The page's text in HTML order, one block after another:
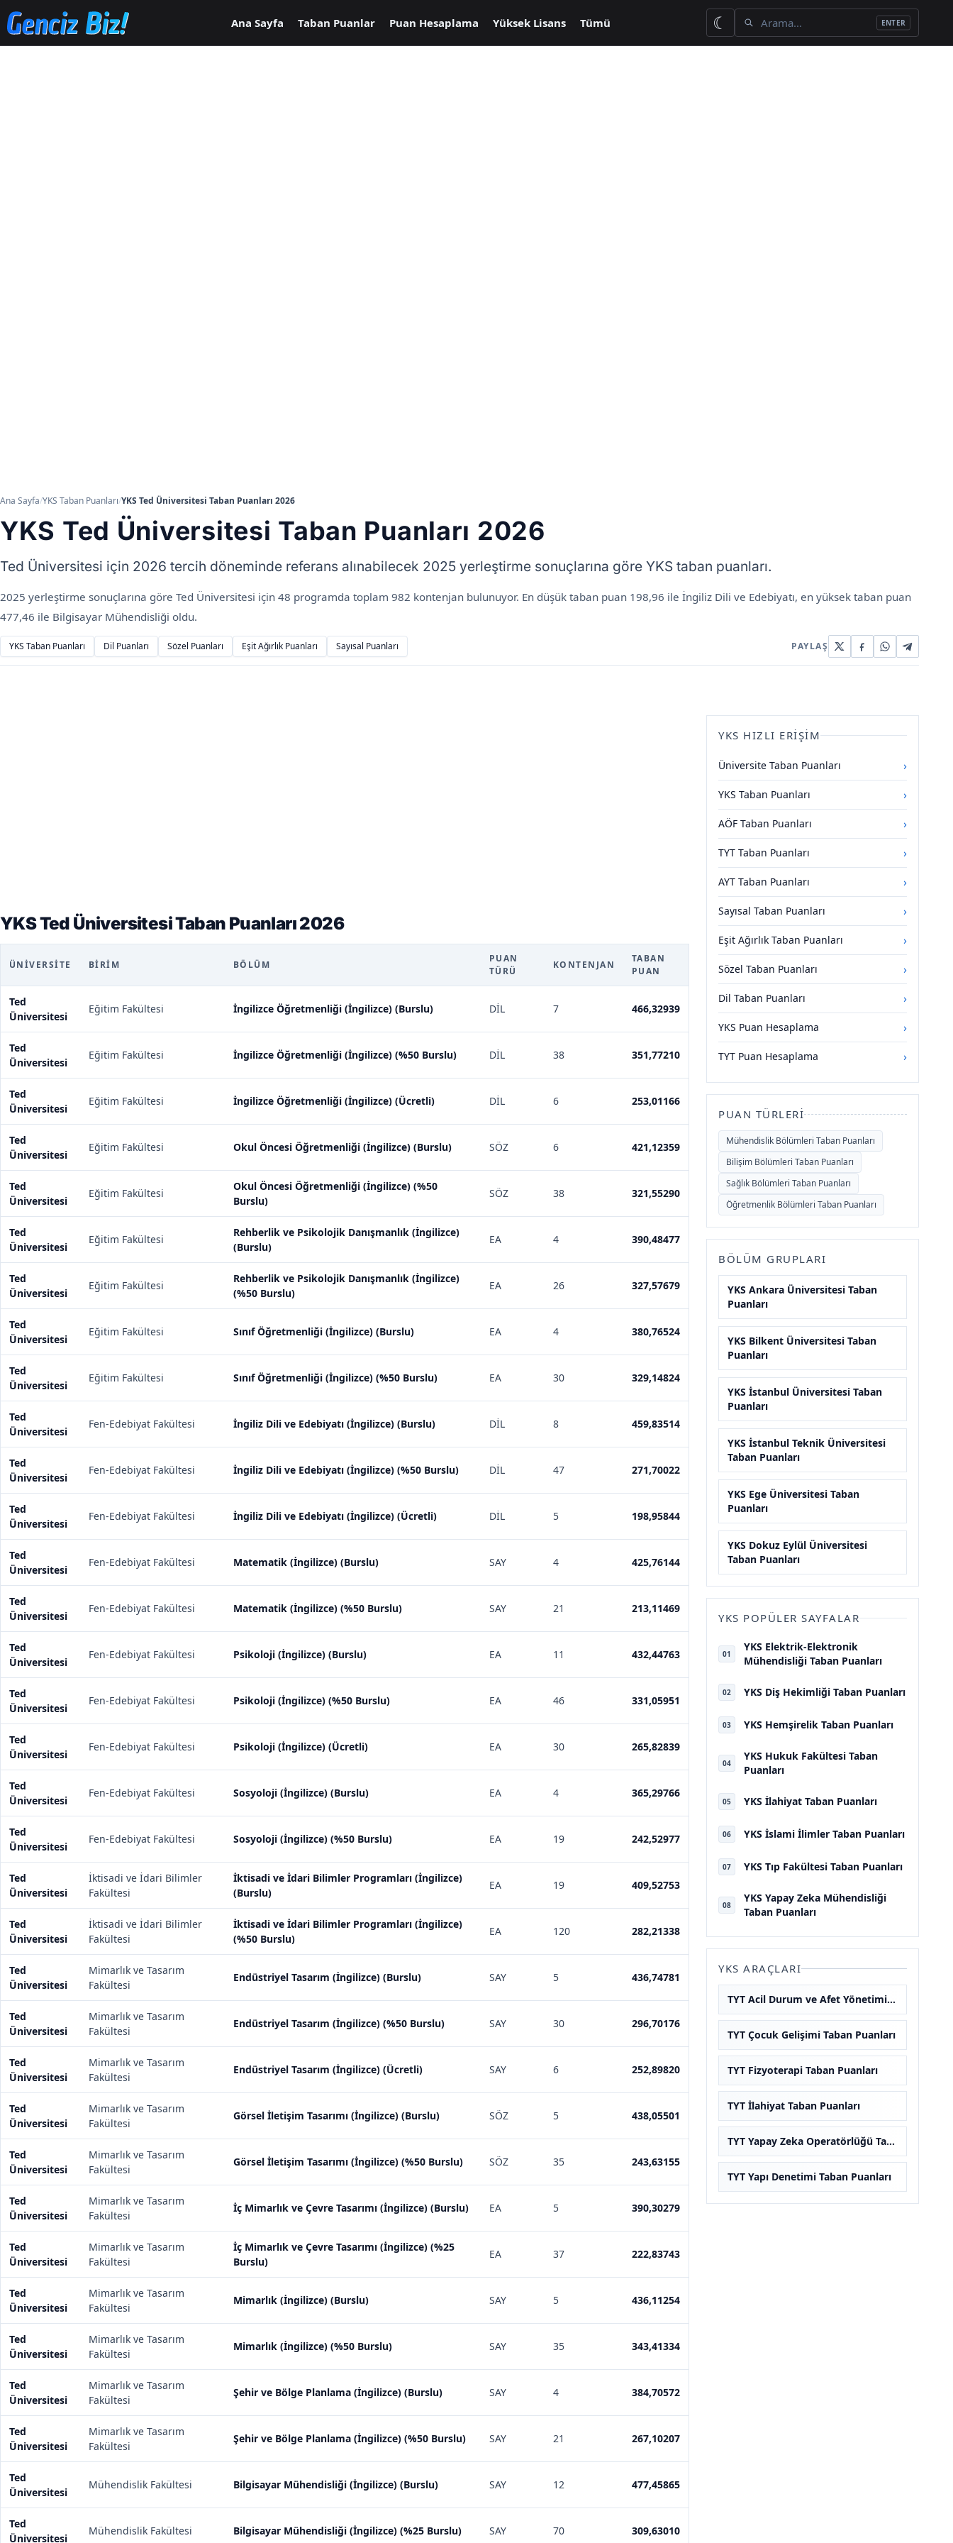
Ana içeriğe geç
Ana Sayfa Taban Puanlar Puan Hesaplama Yüksek Lisans Tümü ☾ İçerik ara ENTER
Ana Sayfa/YKS Taban Puanları/YKS Ted Üniversitesi Taban Puanları 2026
YKS Ted Üniversitesi Taban Puanları 2026
Ted Üniversitesi için 2026 tercih döneminde referans alınabilecek 2025 yerleştirme sonuçlarına göre YKS taban puanları.
2025 yerleştirme sonuçlarına göre Ted Üniversitesi için 48 programda toplam 982 kontenjan bulunuyor. En düşük taban puan 198,96 ile İngiliz Dili ve Edebiyatı, en yüksek taban puan
477,46 ile Bilgisayar Mühendisliği oldu.
YKS Taban Puanları Dil Puanları Sözel Puanları Eşit Ağırlık Puanları Sayısal Puanları PAYLAŞ
YKS Ted Üniversitesi Taban Puanları 2026
ÜNIVERSITE BIRIM BÖLÜM
PUAN
TÜRÜ
KONTENJAN
TABAN
PUAN
Ted
Üniversitesi
Eğitim Fakültesi İngilizce Öğretmenliği (İngilizce) (Burslu) DİL 7 466,32939
Ted
Üniversitesi
Eğitim Fakültesi İngilizce Öğretmenliği (İngilizce) (%50 Burslu) DİL 38 351,77210
Ted
Üniversitesi
Eğitim Fakültesi İngilizce Öğretmenliği (İngilizce) (Ücretli) DİL 6 253,01166
Ted
Üniversitesi
Eğitim Fakültesi Okul Öncesi Öğretmenliği (İngilizce) (Burslu) SÖZ 6 421,12359
Ted
Üniversitesi
Eğitim Fakültesi
Okul Öncesi Öğretmenliği (İngilizce) (%50
Burslu)
SÖZ 38 321,55290
Ted
Üniversitesi
Eğitim Fakültesi
Rehberlik ve Psikolojik Danışmanlık (İngilizce)
(Burslu)
EA 4 390,48477
Ted
Üniversitesi
Eğitim Fakültesi
Rehberlik ve Psikolojik Danışmanlık (İngilizce)
(%50 Burslu)
EA 26 327,57679
Ted
Üniversitesi
Eğitim Fakültesi Sınıf Öğretmenliği (İngilizce) (Burslu) EA 4 380,76524
Ted
Üniversitesi
Eğitim Fakültesi Sınıf Öğretmenliği (İngilizce) (%50 Burslu) EA 30 329,14824
Ted
Üniversitesi
Fen-Edebiyat Fakültesi İngiliz Dili ve Edebiyatı (İngilizce) (Burslu) DİL 8 459,83514
Ted
Üniversitesi
Fen-Edebiyat Fakültesi İngiliz Dili ve Edebiyatı (İngilizce) (%50 Burslu) DİL 47 271,70022
Ted
Üniversitesi
Fen-Edebiyat Fakültesi İngiliz Dili ve Edebiyatı (İngilizce) (Ücretli) DİL 5 198,95844
Ted
Üniversitesi
Fen-Edebiyat Fakültesi Matematik (İngilizce) (Burslu) SAY 4 425,76144
Ted
Üniversitesi
Fen-Edebiyat Fakültesi Matematik (İngilizce) (%50 Burslu) SAY 21 213,11469
Ted
Üniversitesi
Fen-Edebiyat Fakültesi Psikoloji (İngilizce) (Burslu) EA 11 432,44763
Ted
Üniversitesi
Fen-Edebiyat Fakültesi Psikoloji (İngilizce) (%50 Burslu) EA 46 331,05951
Ted
Üniversitesi
Fen-Edebiyat Fakültesi Psikoloji (İngilizce) (Ücretli) EA 30 265,82839
Ted
Üniversitesi
Fen-Edebiyat Fakültesi Sosyoloji (İngilizce) (Burslu) EA 4 365,29766
Ted
Üniversitesi
Fen-Edebiyat Fakültesi Sosyoloji (İngilizce) (%50 Burslu) EA 19 242,52977
Ted
Üniversitesi
İktisadi ve İdari Bilimler
Fakültesi
İktisadi ve İdari Bilimler Programları (İngilizce)
(Burslu)
EA 19 409,52753
Ted
Üniversitesi
İktisadi ve İdari Bilimler
Fakültesi
İktisadi ve İdari Bilimler Programları (İngilizce)
(%50 Burslu)
EA 120 282,21338
Ted
Üniversitesi
Mimarlık ve Tasarım
Fakültesi
Endüstriyel Tasarım (İngilizce) (Burslu) SAY 5 436,74781
Ted
Üniversitesi
Mimarlık ve Tasarım
Fakültesi
Endüstriyel Tasarım (İngilizce) (%50 Burslu) SAY 30 296,70176
Ted
Üniversitesi
Mimarlık ve Tasarım
Fakültesi
Endüstriyel Tasarım (İngilizce) (Ücretli) SAY 6 252,89820
Ted
Üniversitesi
Mimarlık ve Tasarım
Fakültesi
Görsel İletişim Tasarımı (İngilizce) (Burslu) SÖZ 5 438,05501
Ted
Üniversitesi
Mimarlık ve Tasarım
Fakültesi
Görsel İletişim Tasarımı (İngilizce) (%50 Burslu) SÖZ 35 243,63155
Ted
Üniversitesi
Mimarlık ve Tasarım
Fakültesi
İç Mimarlık ve Çevre Tasarımı (İngilizce) (Burslu) EA 5 390,30279
Ted
Üniversitesi
Mimarlık ve Tasarım
Fakültesi
İç Mimarlık ve Çevre Tasarımı (İngilizce) (%25
Burslu)
EA 37 222,83743
Ted
Üniversitesi
Mimarlık ve Tasarım
Fakültesi
Mimarlık (İngilizce) (Burslu) SAY 5 436,11254
Ted
Üniversitesi
Mimarlık ve Tasarım
Fakültesi
Mimarlık (İngilizce) (%50 Burslu) SAY 35 343,41334
Ted
Üniversitesi
Mimarlık ve Tasarım
Fakültesi
Şehir ve Bölge Planlama (İngilizce) (Burslu) SAY 4 384,70572
Ted
Üniversitesi
Mimarlık ve Tasarım
Fakültesi
Şehir ve Bölge Planlama (İngilizce) (%50 Burslu) SAY 21 267,10207
Ted
Üniversitesi
Mühendislik Fakültesi Bilgisayar Mühendisliği (İngilizce) (Burslu) SAY 12 477,45865
Ted
Üniversitesi
Mühendislik Fakültesi Bilgisayar Mühendisliği (İngilizce) (%25 Burslu) SAY 70 309,63010
YKS HIZLI ERIŞIM
Üniversite Taban Puanları ›
YKS Taban Puanları ›
AÖF Taban Puanları ›
TYT Taban Puanları ›
AYT Taban Puanları ›
Sayısal Taban Puanları ›
Eşit Ağırlık Taban Puanları ›
Sözel Taban Puanları ›
Dil Taban Puanları ›
YKS Puan Hesaplama ›
TYT Puan Hesaplama ›
PUAN TÜRLERI
Mühendislik Bölümleri Taban Puanları
Bilişim Bölümleri Taban Puanları
Sağlık Bölümleri Taban Puanları
Öğretmenlik Bölümleri Taban Puanları
BÖLÜM GRUPLARI
YKS Ankara Üniversitesi Taban
Puanları
YKS Bilkent Üniversitesi Taban
Puanları
YKS İstanbul Üniversitesi Taban
Puanları
YKS İstanbul Teknik Üniversitesi
Taban Puanları
YKS Ege Üniversitesi Taban
Puanları
YKS Dokuz Eylül Üniversitesi
Taban Puanları
YKS POPÜLER SAYFALAR
01
YKS Elektrik-Elektronik
Mühendisliği Taban Puanları
02 YKS Diş Hekimliği Taban Puanları
03 YKS Hemşirelik Taban Puanları
04
YKS Hukuk Fakültesi Taban
Puanları
05 YKS İlahiyat Taban Puanları
06 YKS İslami İlimler Taban Puanları
07 YKS Tıp Fakültesi Taban Puanları
08
YKS Yapay Zeka Mühendisliği
Taban Puanları
YKS ARAÇLARI
TYT Acil Durum ve Afet Yönetimi Taban Puanları
TYT Çocuk Gelişimi Taban Puanları
TYT Fizyoterapi Taban Puanları
TYT İlahiyat Taban Puanları
TYT Yapay Zeka Operatörlüğü Taban Puanları
TYT Yapı Denetimi Taban Puanları